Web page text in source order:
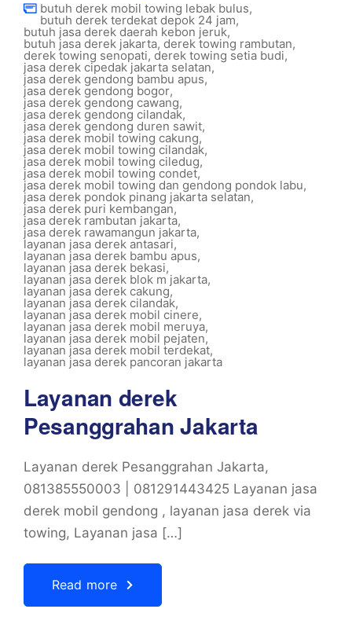
butuh derek mobil towing lebak bulus,
butuh derek terdekat depok 24 jam,
butuh jasa derek daerah kebon jeruk,
butuh jasa derek jakarta, derek towing rambutan,
derek towing senopati, derek towing setia budi,
jasa derek cipedak jakarta selatan,
jasa derek gendong bambu apus,
jasa derek gendong bogor,
jasa derek gendong cawang,
jasa derek gendong cilandak,
jasa derek gendong duren sawit,
jasa derek mobil towing cakung,
jasa derek mobil towing cilandak,
jasa derek mobil towing ciledug,
jasa derek mobil towing condet,
jasa derek mobil towing dan gendong pondok labu,
jasa derek pondok pinang jakarta selatan,
jasa derek puri kembangan,
jasa derek rambutan jakarta,
jasa derek rawamangun jakarta,
layanan jasa derek antasari,
layanan jasa derek bambu apus,
layanan jasa derek bekasi,
layanan jasa derek blok m jakarta,
layanan jasa derek cakung,
layanan jasa derek cilandak,
layanan jasa derek mobil cinere,
layanan jasa derek mobil meruya,
layanan jasa derek mobil pejaten,
layanan jasa derek mobil terdekat,
layanan jasa derek pancoran jakarta
Layanan derek
Pesanggrahan Jakarta
Layanan derek Pesanggrahan Jakarta,
081385550003 | 081291443425 Layanan jasa
derek mobil gendong , layanan jasa derek via
towing, Layanan jasa […]
Read more